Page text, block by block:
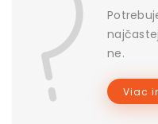
ne.
Viac